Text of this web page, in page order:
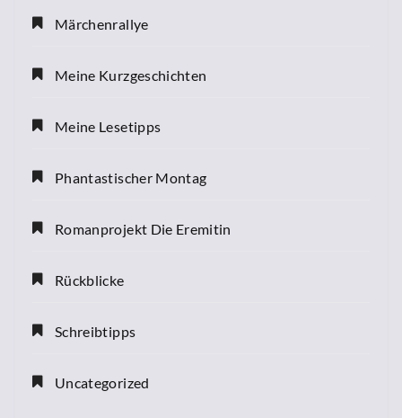
Märchenrallye
Meine Kurzgeschichten
Meine Lesetipps
Phantastischer Montag
Romanprojekt Die Eremitin
Rückblicke
Schreibtipps
Uncategorized